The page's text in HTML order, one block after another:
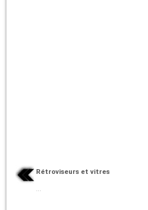
Rétroviseurs et vitres